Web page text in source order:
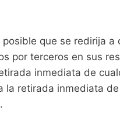
que se redirija a
por terceros en sus
inmediata de
la retirada inmediata